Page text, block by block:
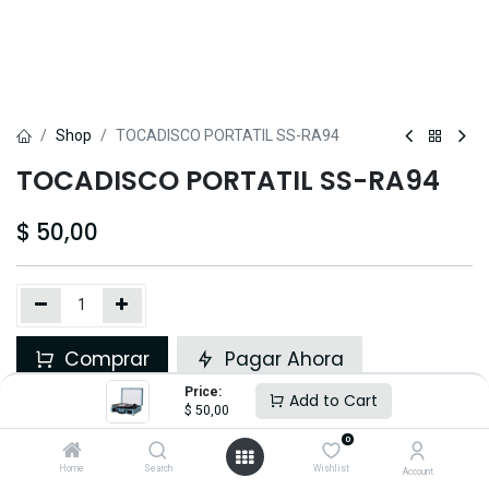
Price:
$ 50,00 Add to Cart
Home Search
0
Wishlist Account
Shop TOCADISCO PORTATIL SS-RA94
TOCADISCO PORTATIL SS-RA94
$ 50,00
Comprar Pagar Ahora
Añadir a lista de deseos
Share :